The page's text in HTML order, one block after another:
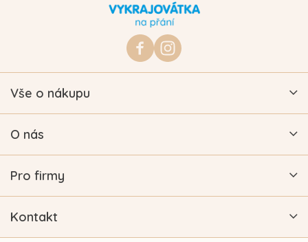
https://www.facebook.com/
vykrajovatkanaprani.cz
Vše o nákupu
O nás
Pro firmy
Kontakt